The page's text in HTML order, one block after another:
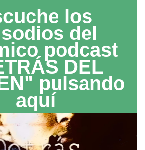
los
del
podcast
DEL
pulsando
aquí